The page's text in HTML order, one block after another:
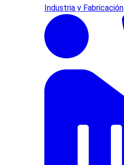
Industria y Fabricación